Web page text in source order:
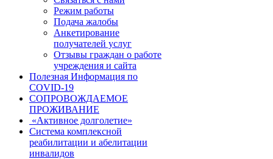
Режим работы
Подача жалобы
Анкетирование
получателей услуг
Отзывы граждан о работе
учреждения и сайта
Полезная Информация по
COVID-19
СОПРОВОЖДАЕМОЕ
ПРОЖИВАНИЕ
«Активное долголетие»
Система комплексной
реабилитации и абелитации
инвалидов